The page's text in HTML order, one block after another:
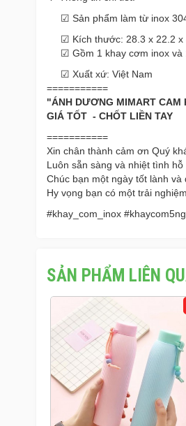
☑ Sản phẩm làm từ inox 304
☑ Kích thước: 28.3 x 22.2 x
☑ Gồm 1 khay cơm inox và
☑ Xuất xứ: Việt Nam
===========
"ÁNH DƯƠNG MIMART CAM
GIÁ TỐT - CHỐT LIỀN TAY
===========
Xin chân thành cảm ơn Quý
Luôn sẵn sàng và nhiệt tình
Chúc bạn một ngày tốt lành
Hy vọng bạn có một trải
#khay_com_inox
SẢN PHẨM LIÊN